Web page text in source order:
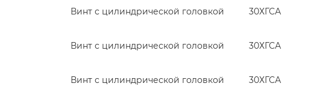
Винт с цилиндрической головкой 30ХГСА
Винт с цилиндрической головкой 30ХГСА
Винт с цилиндрической головкой 30ХГСА